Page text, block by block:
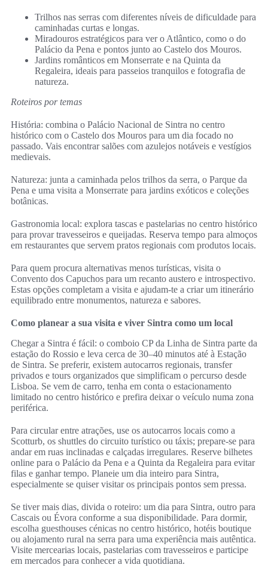
Trilhos nas serras com diferentes níveis de dificuldade para
caminhadas curtas e longas.
Miradouros estratégicos para ver o Atlântico, como o do
Palácio da Pena e pontos junto ao Castelo dos Mouros.
Jardins românticos em Monserrate e na Quinta da
Regaleira, ideais para passeios tranquilos e fotografia de
natureza.
Roteiros por temas
História: combina o Palácio Nacional de Sintra no centro
histórico com o Castelo dos Mouros para um dia focado no
passado. Vais encontrar salões com azulejos notáveis e vestígios
medievais.
Natureza: junta a caminhada pelos trilhos da serra, o Parque da
Pena e uma visita a Monserrate para jardins exóticos e coleções
botânicas.
Gastronomia local: explora tascas e pastelarias no centro histórico
para provar travesseiros e queijadas. Reserva tempo para almoços
em restaurantes que servem pratos regionais com produtos locais.
Para quem procura alternativas menos turísticas, visita o
Convento dos Capuchos para um recanto austero e introspectivo.
Estas opções completam a visita e ajudam-te a criar um itinerário
equilibrado entre monumentos, natureza e sabores.
Como planear a sua visita e viver Sintra como um local
Chegar a Sintra é fácil: o comboio CP da Linha de Sintra parte da
estação do Rossio e leva cerca de 30–40 minutos até à Estação
de Sintra. Se preferir, existem autocarros regionais, transfer
privados e tours organizados que simplificam o percurso desde
Lisboa. Se vem de carro, tenha em conta o estacionamento
limitado no centro histórico e prefira deixar o veículo numa zona
periférica.
Para circular entre atrações, use os autocarros locais como a
Scotturb, os shuttles do circuito turístico ou táxis; prepare-se para
andar em ruas inclinadas e calçadas irregulares. Reserve bilhetes
online para o Palácio da Pena e a Quinta da Regaleira para evitar
filas e ganhar tempo. Planeie um dia inteiro para Sintra,
especialmente se quiser visitar os principais pontos sem pressa.
Se tiver mais dias, divida o roteiro: um dia para Sintra, outro para
Cascais ou Évora conforme a sua disponibilidade. Para dormir,
escolha guesthouses cénicas no centro histórico, hotéis boutique
ou alojamento rural na serra para uma experiência mais autêntica.
Visite mercearias locais, pastelarias com travesseiros e participe
em mercados para conhecer a vida quotidiana.